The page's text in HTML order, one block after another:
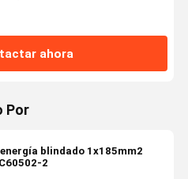
ahora
Por
energía blindado 1x185mm2
2